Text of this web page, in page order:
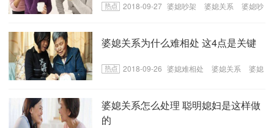
2018-09-27 婆媳吵架 婆媳关系
婆媳吵
婆媳关系为什么难相处 这4点是关键
2018-09-26 婆媳难相处 婆媳关系
婆媳
婆媳关系怎么处理 聪明媳妇是这样做
的